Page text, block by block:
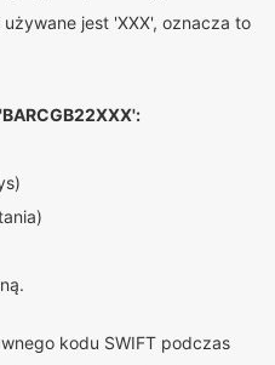
jest 'XXX', oznacza to
kodu SWIFT podczas